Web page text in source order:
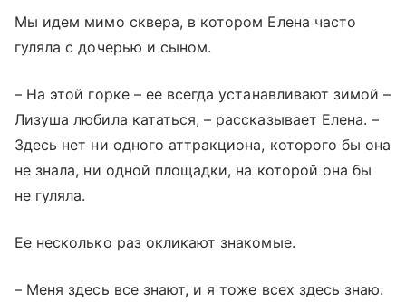
Мы идем мимо сквера, в котором Елена часто
гуляла с дочерью и сыном.
– На этой горке – ее всегда устанавливают зимой –
Лизуша любила кататься, – рассказывает Елена. –
Здесь нет ни одного аттракциона, которого бы она
не знала, ни одной площадки, на которой она бы
не гуляла.
Ее несколько раз окликают знакомые.
– Меня здесь все знают, и я тоже всех здесь знаю.